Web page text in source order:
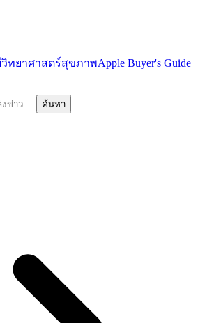
วิทยาศาสตร์สุขภาพApple Buyer's Guide
ค้นหา